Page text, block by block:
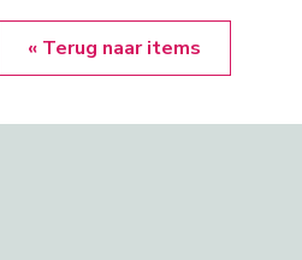
« Terug naar items